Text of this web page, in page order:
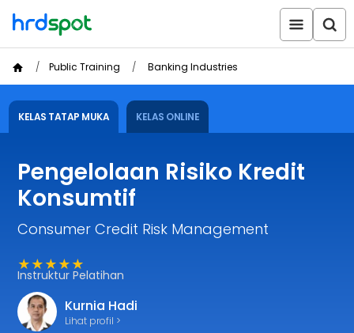
Public Training Banking Industries
KELAS TATAP MUKA KELAS ONLINE
Pengelolaan Risiko Kredit
Konsumtif
Consumer Credit Risk Management
★★★★★
Instruktur Pelatihan
Kurnia Hadi
Lihat profil >